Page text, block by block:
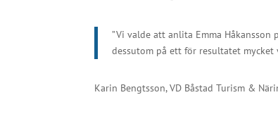
”Vi valde att anlita Emma
dessutom på ett för resultatet
Karin Bengtsson, VD Båstad Turism &